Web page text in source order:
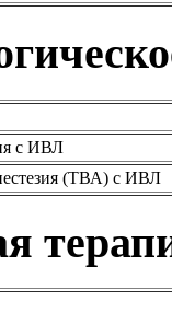
с ИВЛ
(ТВА) с ИВЛ